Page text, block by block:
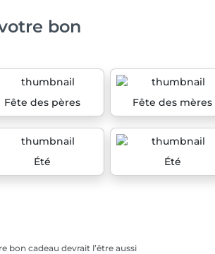
bon
Fête des pères Fête des mères
Été Été
bon cadeau devrait l’être aussi